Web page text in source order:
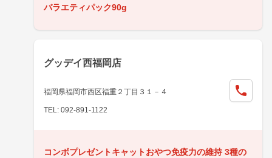
バラエティパック90g
グッデイ西福岡店
福岡県福岡市西区福重２丁目３１－４
TEL: 092-891-1122
コンボプレゼントキャットおやつ免疫力の維持 3種の